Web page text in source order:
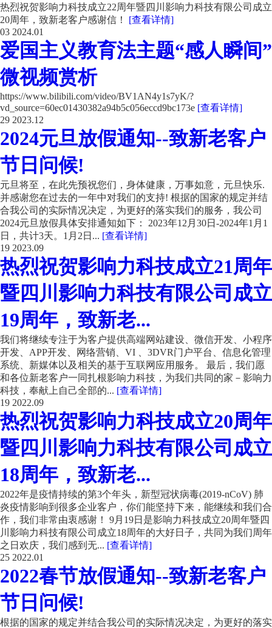
热烈祝贺影响力科技成立22周年暨四川影响力科技有限公司成立
20周年，致新老客户感谢信！ [查看详情]
03 2024.01
爱国主义教育法主题“感人瞬间”
微视频赏析
https://www.bilibili.com/video/BV1AN4y1s7yK/?
vd_source=60ec01430382a94b5c056eccd9bc173e [查看详情]
29 2023.12
2024元旦放假通知--致新老客户
节日问候!
元旦将至，在此先预祝您们，身体健康，万事如意，元旦快乐.
并感谢您在过去的一年中对我们的支持! 根据的国家的规定并结
合我公司的实际情况决定，为更好的落实我们的服务，我公司
2024元旦放假具体安排通知如下： 2023年12月30日-2024年1月1
日，共计3天。1月2日... [查看详情]
19 2023.09
热烈祝贺影响力科技成立21周年
暨四川影响力科技有限公司成立
19周年，致新老...
我们将继续专注于为客户提供高端网站建设、微信开发、小程序
开发、APP开发、网络营销、VI 、3DVR门户平台、信息化管理
系统、新媒体以及相关的基于互联网应用服务。 最后，我们愿
和各位新老客户一同扎根影响力科技，为我们共同的家－影响力
科技，奉献上自己全部的... [查看详情]
19 2022.09
热烈祝贺影响力科技成立20周年
暨四川影响力科技有限公司成立
18周年，致新老...
2022年是疫情持续的第3个年头，新型冠状病毒(2019-nCoV) 肺
炎疫情影响到很多企业客户，你们能坚持下来，能继续和我们合
作，我们非常由衷感谢！ 9月19日是影响力科技成立20周年暨四
川影响力科技有限公司成立18周年的大好日子，共同为我们周年
之日欢庆，我们感到无... [查看详情]
25 2022.01
2022春节放假通知--致新老客户
节日问候!
根据的国家的规定并结合我公司的实际情况决定，为更好的落实